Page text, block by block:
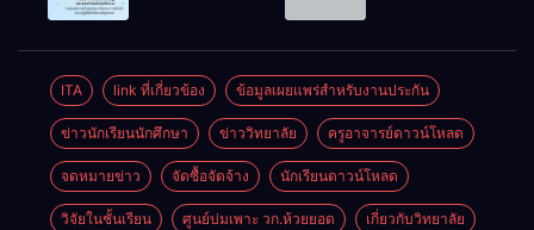
ITA link ที่เกี่ยวข้อง ข้อมูลเผยแพร่สำหรับงานประกัน
ข่าวนักเรียนนักศึกษา ข่าววิทยาลัย ครูอาจารย์ดาวน์โหลด
จดหมายข่าว จัดซื้อจัดจ้าง นักเรียนดาวน์โหลด
วิจัยในชั้นเรียน ศูนย์บ่มเพาะ วก.ห้วยยอด เกี่ยวกับวิทยาลัย